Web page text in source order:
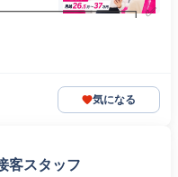
✅️
気になる
客スタッフ